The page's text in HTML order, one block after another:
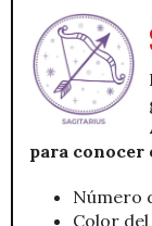
para conocer
Número
Color